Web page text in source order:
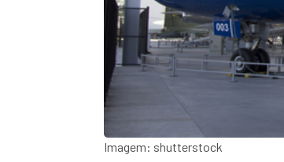
Imagem: shutterstock